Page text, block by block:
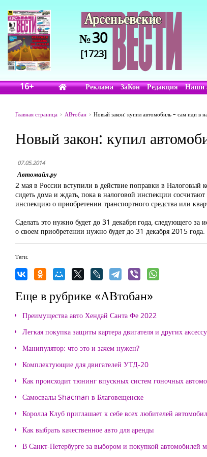
№30
[1723]
16+ Реклама ЗаКон Редакция Наши
Главная страница АВтобан Новый закон: купил автомобиль – сам иди в
Новый закон: купил
07.05.2014
Автомайл.ру
2 мая в России вступили в действие поправки в Налоговый
сидеть дома и ждать, пока в налоговой инспекции
инспекцию о приобретении транспортного средства или
Сделать это нужно будет до 31 декабря года, следующего
о своем приобретении нужно будет до 31 декабря 2015
Теги:
Еще в рубрике «АВтобан»
Преимущества авто Хендай Санта Фе 2022
Легкая покупка защиты картера двигателя и других
Манипулятор: что это и зачем нужен?
Комплектующие для двигателей УТД-20
Как происходит тюнинг впускных систем гоночных
Самосвалы Shacman в Благовещенске
Королла Клуб приглашает к себе всех любителей
Как выбрать качественное авто для аренды
В Санкт-Петербурге за выбором и покупкой